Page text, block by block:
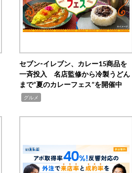
セブン‐イレブン、カレー15商品を
一斉投入 名店監修から冷製うどん
まで“夏のカレーフェス”を開催中
グルメ